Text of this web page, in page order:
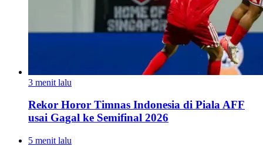
3 menit lalu
Rekor Horor Timnas Indonesia di Piala AFF
usai Gagal ke Semifinal 2026
5 menit lalu